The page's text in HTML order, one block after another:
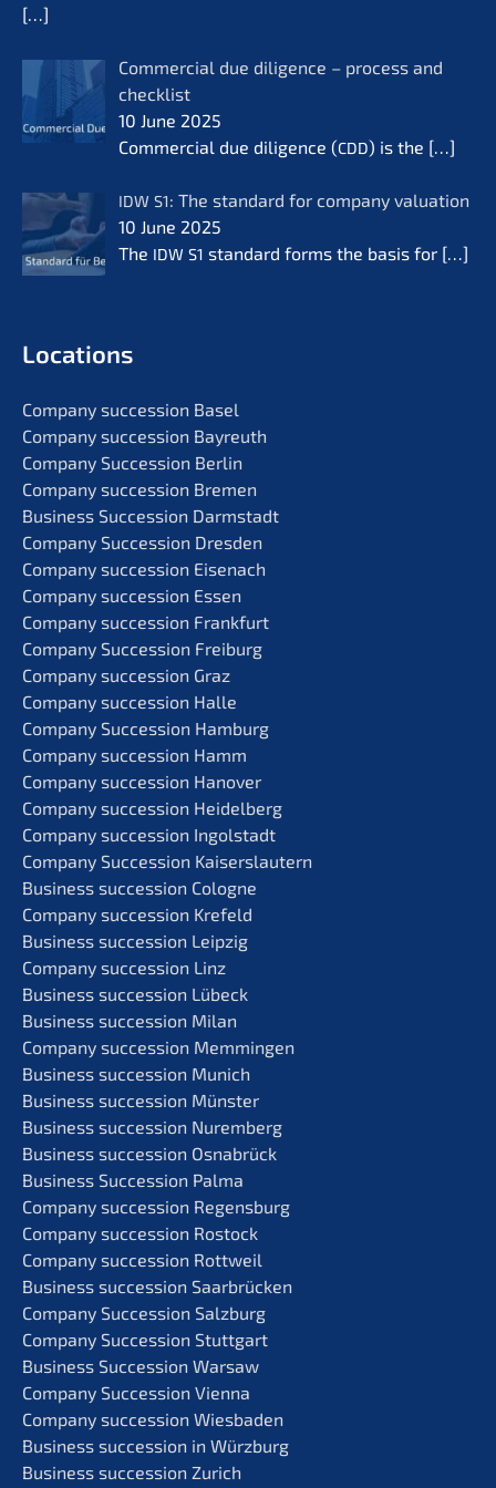
[…]
Commer­cial due diligence – process and
check­list
10 June 2025
Commer­cial due diligence (CDD) is the […]
IDW S1: The standard for compa­ny valua­ti­on
10 June 2025
The IDW S1 standard forms the basis for […]
Locati­ons
Compa­ny succes­si­on Basel
Compa­ny succes­si­on Bayreuth
Compa­ny Succes­si­on Berlin
Compa­ny succes­si­on Bremen
Business Succes­si­on Darmstadt
Compa­ny Succes­si­on Dresden
Compa­ny succes­si­on Eisenach
Compa­ny succes­si­on Essen
Compa­ny succes­si­on Frankfurt
Compa­ny Succes­si­on Freiburg
Compa­ny succes­si­on Graz
Compa­ny succes­si­on Halle
Compa­ny Succes­si­on Hamburg
Compa­ny succes­si­on Hamm
Compa­ny succes­si­on Hanover
Compa­ny succes­si­on Heidelberg
Compa­ny succes­si­on Ingolstadt
Compa­ny Succes­si­on Kaiserslautern
Business succes­si­on Cologne
Compa­ny succes­si­on Krefeld
Business succes­si­on Leipzig
Compa­ny succes­si­on Linz
Business succes­si­on Lübeck
Business succes­si­on Milan
Compa­ny succes­si­on Memmingen
Business succes­si­on Munich
Business succes­si­on Münster
Business succes­si­on Nuremberg
Business succes­si­on Osnabrück
Business Succes­si­on Palma
Compa­ny succes­si­on Regensburg
Compa­ny succes­si­on Rostock
Compa­ny succes­si­on Rottweil
Business succes­si­on Saarbrücken
Compa­ny Succes­si­on Salzburg
Compa­ny Succes­si­on Stuttgart
Business Succes­si­on Warsaw
Compa­ny Succes­si­on Vienna
Compa­ny succes­si­on Wiesbaden
Business succes­si­on in Würzburg
Business succes­si­on Zurich